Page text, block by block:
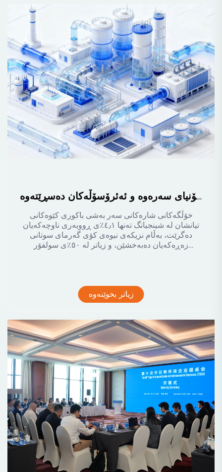
پێشکەشکردنی نوێ لە کۆنتڕۆڵی هەوا: چۆن تەکنەلۆژیای «تێکەڵکردنی ئامۆنیا لە میدیای ئاسیدی»ی میرشاین، ئامۆنیای سەرەوە و ئەئرۆسۆڵەکان دەسڕێتەوە
خۆڵگەکانی شارەکانی سەر بەشی باکوری کێوەکانی
تیانشان لە شینجیانگ تەنها ٤٫١٪ی ڕووبەری ناوچەکەیان
دەگرێت، بەڵام نزیکەی نیوەی کۆی گەرمای سوتانی
زەڕەکەیان دەبەخشێن، و زیاتر لە ٥٠٪ی سولفۆر
زیاتر بخوێنەوە